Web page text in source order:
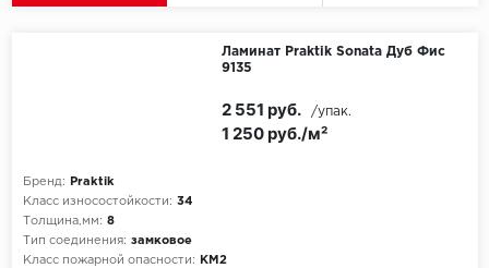
Ламинат Praktik Sonata Дуб Фис
9135
Бренд:
Praktik
Класс износостойкости: 34
Толщина,мм: 8
Тип соединения: замковое
Класс пожарной опасности:
КМ2
1 250 руб./м²
2 551 руб. /упак.